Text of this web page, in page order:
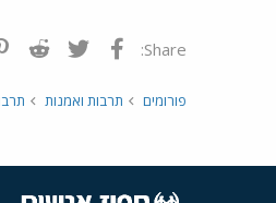
Share: פייסבוק Twitter
פורומים תרבות ואמנות